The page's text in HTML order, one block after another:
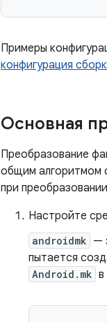
Примеры
конфигурация
Основная
Преобразование
общим алгоритмом
при
Настройте
androidmk —
пытается
Android.mk в